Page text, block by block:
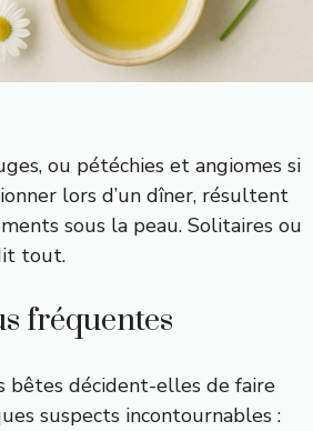
ou pétéchies et angiomes si
lors d’un dîner, résultent
sous la peau. Solitaires ou
tout.
fréquentes
bêtes décident-elles de faire
suspects incontournables :